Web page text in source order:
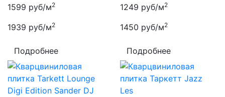
1599 руб/м2
1939 руб/м2
Подробнее
1249 руб/м2
1450 руб/м2
Подробнее